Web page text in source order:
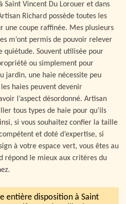
Saint Vincent Du Lorouer et dans
Richard possède toutes les
une coupe raffinée. Mes plusieurs
m’ont permis de pouvoir relever
quiétude. Souvent utilisée pour
ou simplement pour
jardin, une haie nécessite peu
haies peuvent devenir
l’aspect désordonné. Artisan
tous types de haie pour qu’ils
si vous souhaitez confier la taille
et doté d’expertise, si
à votre espace vert, vous êtes au
répond le mieux aux critères du
entière disposition à Saint